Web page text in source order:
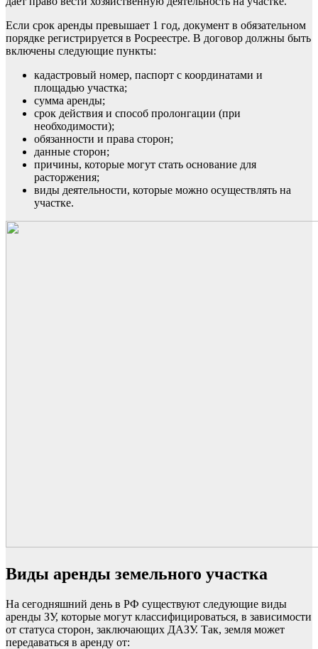
Если срок аренды превышает 1 год, документ в обязательном
порядке регистрируется в Росреестре. В договор должны быть
включены следующие пункты:
кадастровый номер, паспорт с координатами и
площадью участка;
сумма аренды;
срок действия и способ пролонгации (при
необходимости);
обязанности и права сторон;
данные сторон;
причины, которые могут стать основание для
расторжения;
виды деятельности, которые можно осуществлять на
участке.
Виды аренды земельного участка
На сегодняшний день в РФ существуют следующие виды
аренды ЗУ, которые могут классифицироваться, в зависимости
от статуса сторон, заключающих ДАЗУ. Так, земля может
передаваться в аренду от: